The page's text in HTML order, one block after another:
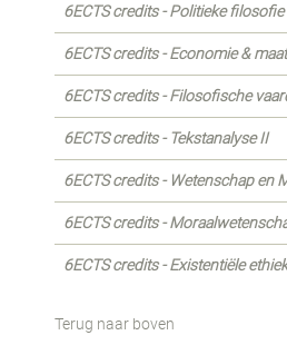
6ECTS credits - Politieke filosofie
6ECTS credits - Economie &
6ECTS credits - Filosofische
6ECTS credits - Tekstanalyse II
6ECTS credits - Wetenschap en
6ECTS credits -
6ECTS credits - Existentiële ethiek
Terug naar boven